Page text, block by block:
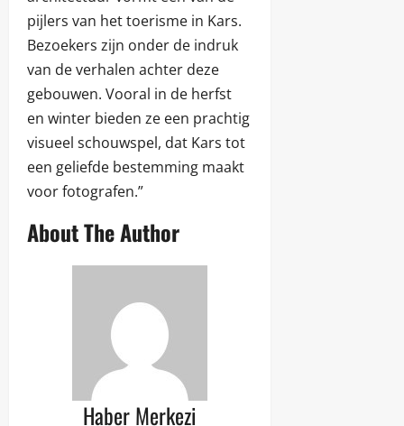
pijlers van het toerisme in Kars.
Bezoekers zijn onder de indruk
van de verhalen achter deze
gebouwen. Vooral in de herfst
en winter bieden ze een prachtig
visueel schouwspel, dat Kars tot
een geliefde bestemming maakt
voor fotografen.”
About The Author
Haber Merkezi